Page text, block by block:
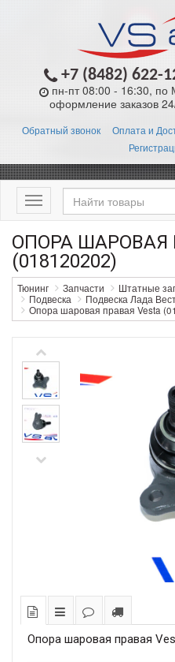
+7 (8482) 622-
пн-пт 08:00 - 16:30, по
оформление заказов
Обратный звонок Оплата и
Меню
ОПОРА ШАРОВАЯ
(018120202)
Тюнинг Запчасти Штатные
Подвеска
Подвеска Лада
Опора шаровая правая Vesta
Опора шаровая правая